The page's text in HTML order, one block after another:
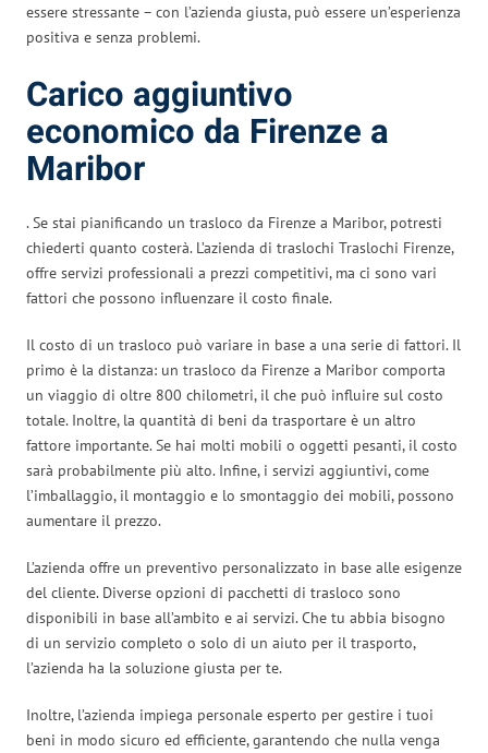
essere stressante – con l’azienda giusta, può essere un’esperienza
positiva e senza problemi.
Carico aggiuntivo
economico da Firenze a
Maribor
. Se stai pianificando un trasloco da Firenze a Maribor, potresti
chiederti quanto costerà. L’azienda di traslochi Traslochi Firenze,
offre servizi professionali a prezzi competitivi, ma ci sono vari
fattori che possono influenzare il costo finale.
Il costo di un trasloco può variare in base a una serie di fattori. Il
primo è la distanza: un trasloco da Firenze a Maribor comporta
un viaggio di oltre 800 chilometri, il che può influire sul costo
totale. Inoltre, la quantità di beni da trasportare è un altro
fattore importante. Se hai molti mobili o oggetti pesanti, il costo
sarà probabilmente più alto. Infine, i servizi aggiuntivi, come
l’imballaggio, il montaggio e lo smontaggio dei mobili, possono
aumentare il prezzo.
L’azienda offre un preventivo personalizzato in base alle esigenze
del cliente. Diverse opzioni di pacchetti di trasloco sono
disponibili in base all’ambito e ai servizi. Che tu abbia bisogno
di un servizio completo o solo di un aiuto per il trasporto,
l’azienda ha la soluzione giusta per te.
Inoltre, l’azienda impiega personale esperto per gestire i tuoi
beni in modo sicuro ed efficiente, garantendo che nulla venga